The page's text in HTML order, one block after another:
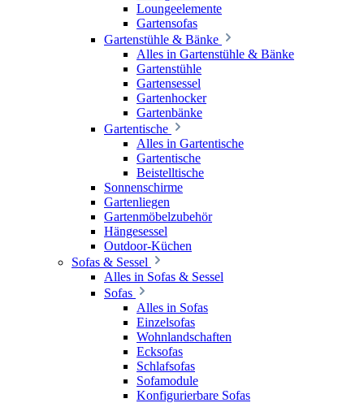
Loungeelemente
Gartensofas
Gartenstühle & Bänke
Alles in Gartenstühle & Bänke
Gartenstühle
Gartensessel
Gartenhocker
Gartenbänke
Gartentische
Alles in Gartentische
Gartentische
Beistelltische
Sonnenschirme
Gartenliegen
Gartenmöbelzubehör
Hängesessel
Outdoor-Küchen
Sofas & Sessel
Alles in Sofas & Sessel
Sofas
Alles in Sofas
Einzelsofas
Wohnlandschaften
Ecksofas
Schlafsofas
Sofamodule
Konfigurierbare Sofas